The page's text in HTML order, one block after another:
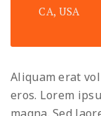
CA, USA
Aliquam erat
eros. Lorem